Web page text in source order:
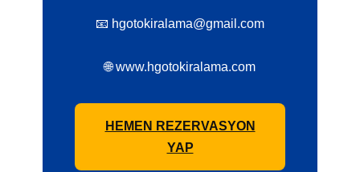
📧 hgotokiralama@gmail.com
🌐 www.hgotokiralama.com
HEMEN REZERVASYON
YAP